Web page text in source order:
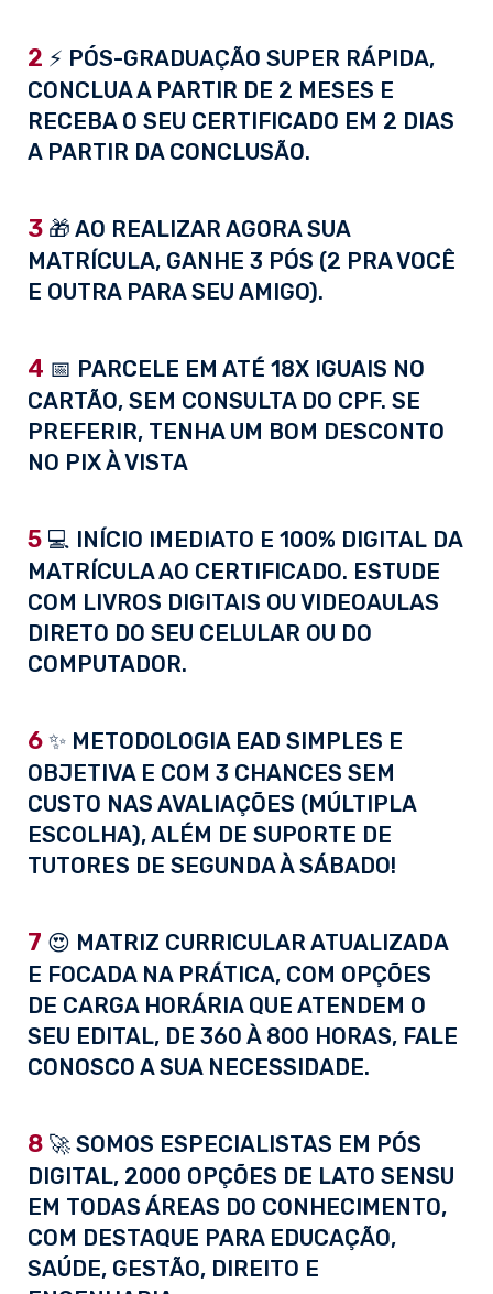
2 ⚡ PÓS-GRADUAÇÃO SUPER RÁPIDA,
CONCLUA A PARTIR DE 2 MESES E
RECEBA O SEU CERTIFICADO EM 2 DIAS
A PARTIR DA CONCLUSÃO.
3 🎁 AO REALIZAR AGORA SUA
MATRÍCULA, GANHE 3 PÓS (2 PRA VOCÊ
E OUTRA PARA SEU AMIGO).
4 📅 PARCELE EM ATÉ 18X IGUAIS NO
CARTÃO, SEM CONSULTA DO CPF. SE
PREFERIR, TENHA UM BOM DESCONTO
NO PIX À VISTA
5 💻 INÍCIO IMEDIATO E 100% DIGITAL DA
MATRÍCULA AO CERTIFICADO. ESTUDE
COM LIVROS DIGITAIS OU VIDEOAULAS
DIRETO DO SEU CELULAR OU DO
COMPUTADOR.
6 ✨ METODOLOGIA EAD SIMPLES E
OBJETIVA E COM 3 CHANCES SEM
CUSTO NAS AVALIAÇÕES (MÚLTIPLA
ESCOLHA), ALÉM DE SUPORTE DE
TUTORES DE SEGUNDA À SÁBADO!
7 😍 MATRIZ CURRICULAR ATUALIZADA
E FOCADA NA PRÁTICA, COM OPÇÕES
DE CARGA HORÁRIA QUE ATENDEM O
SEU EDITAL, DE 360 À 800 HORAS, FALE
CONOSCO A SUA NECESSIDADE.
8 🚀 SOMOS ESPECIALISTAS EM PÓS
DIGITAL, 2000 OPÇÕES DE LATO SENSU
EM TODAS ÁREAS DO CONHECIMENTO,
COM DESTAQUE PARA EDUCAÇÃO,
SAÚDE, GESTÃO, DIREITO E